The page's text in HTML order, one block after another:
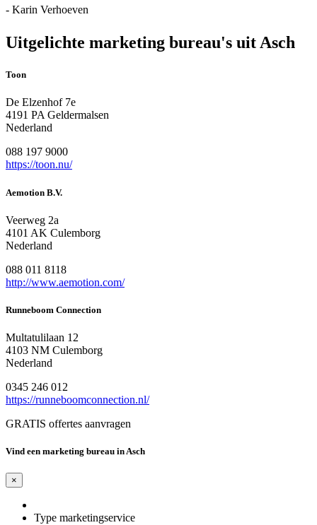
- Karin Verhoeven
Uitgelichte marketing bureau's uit Asch
Toon
De Elzenhof 7e
4191 PA Geldermalsen
Nederland
088 197 9000
https://toon.nu/
Aemotion B.V.
Veerweg 2a
4101 AK Culemborg
Nederland
088 011 8118
http://www.aemotion.com/
Runneboom Connection
Multatulilaan 12
4103 NM Culemborg
Nederland
0345 246 012
https://runneboomconnection.nl/
GRATIS offertes aanvragen
Vind een marketing bureau in Asch
×
Type marketingservice